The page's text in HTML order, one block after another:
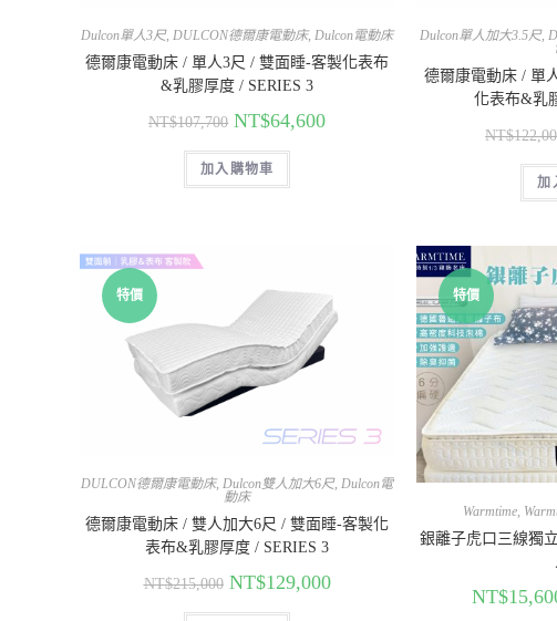
Dulcon單人3尺,DULCON德爾康電動床,Dulcon電動床
德爾康電動床 / 單人3尺 / 雙面睡-客製化表布
&乳膠厚度 / SERIES 3
NT$107,700 NT$64,600
加入購物車
Dulcon單人加大3.5尺,
德爾康電動床 / 單
化表布&乳
NT$
加
特價
DULCON德爾康電動床,Dulcon雙人加大6尺,Dulcon電
動床
德爾康電動床 / 雙人加大6尺 / 雙面睡-客製化
表布&乳膠厚度 / SERIES 3
NT$215,000 NT$129,000
特價
Warmtime
銀離子虎口三線獨
NT$